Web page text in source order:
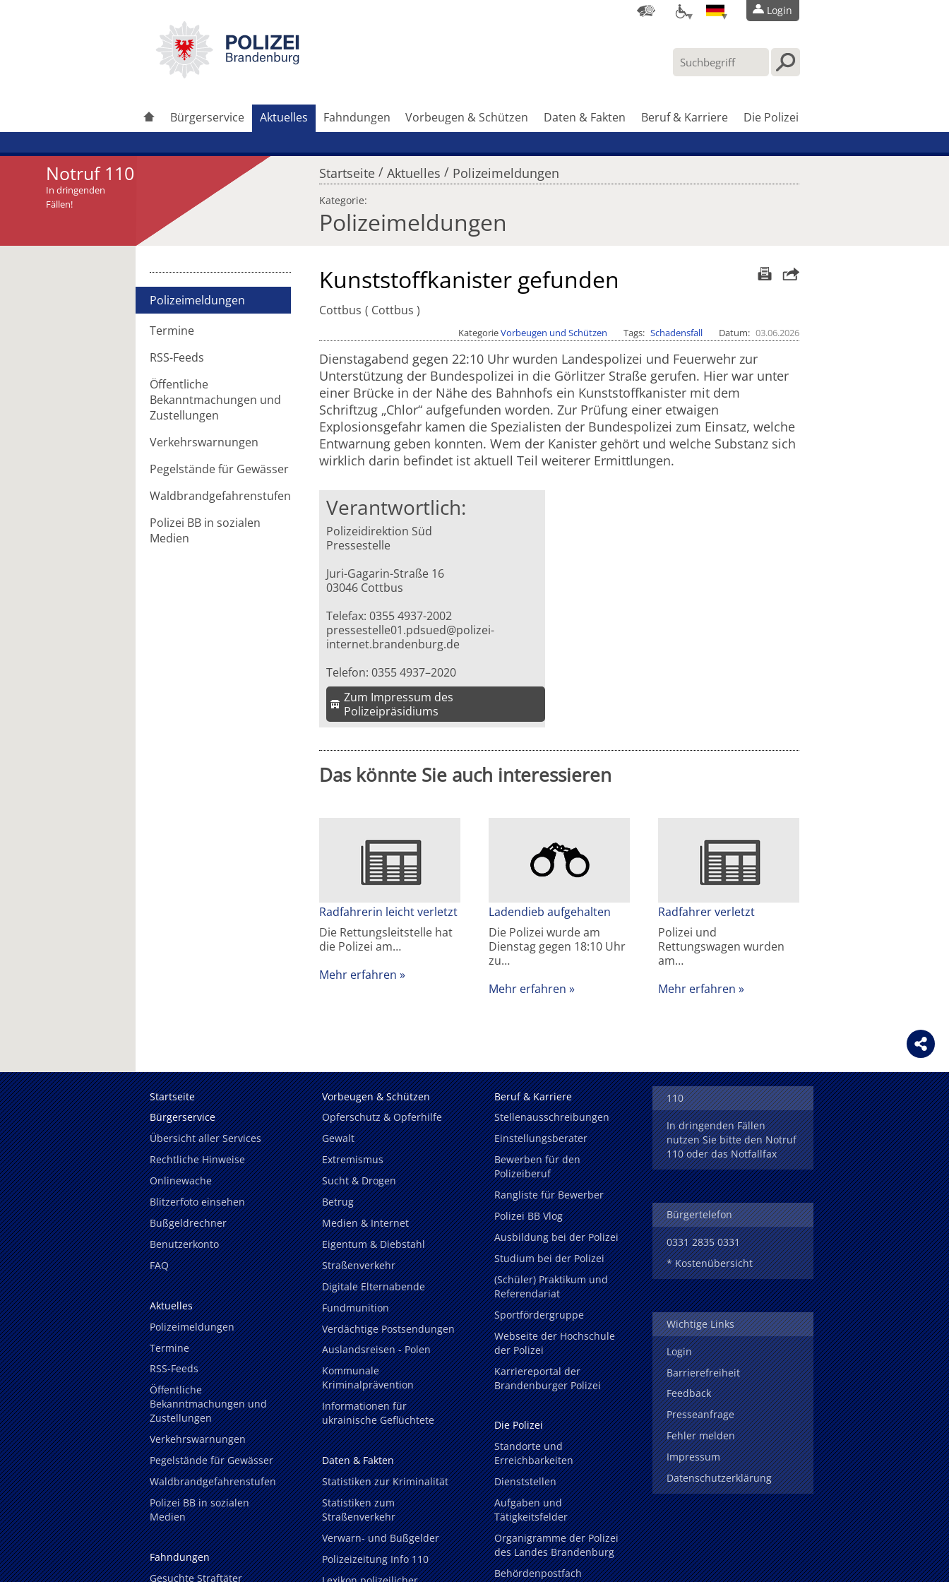
Login
Bürgerservice Aktuelles Fahndungen Vorbeugen & Schützen Daten & Fakten Beruf & Karriere Die Polizei
Notruf 110
In dringenden
Fällen!
Startseite / Aktuelles / Polizeimeldungen
Kategorie:
Polizeimeldungen
Polizeimeldungen
Termine
RSS-Feeds
Öffentliche
Bekanntmachungen und
Zustellungen
Verkehrswarnungen
Pegelstände für Gewässer
Waldbrandgefahrenstufen
Polizei BB in sozialen
Medien
Artikel weiterleiten Kunststoffkanister gefunden
Cottbus Cottbus
KategorieVorbeugen und Schützen Tags Schadensfall Datum 03.06.2026
Dienstagabend gegen 22:10 Uhr wurden Landespolizei und Feuerwehr zur
Unterstützung der Bundespolizei in die Görlitzer Straße gerufen. Hier war unter
einer Brücke in der Nähe des Bahnhofs ein Kunststoffkanister mit dem
Schriftzug „Chlor“ aufgefunden worden. Zur Prüfung einer etwaigen
Explosionsgefahr kamen die Spezialisten der Bundespolizei zum Einsatz, welche
Entwarnung geben konnten. Wem der Kanister gehört und welche Substanz sich
wirklich darin befindet ist aktuell Teil weiterer Ermittlungen.
Verantwortlich:
Polizeidirektion Süd
Pressestelle
Juri-Gagarin-Straße 16
03046 Cottbus
Telefax: 0355 4937-2002
pressestelle01.pdsued@polizei-
internet.brandenburg.de
Telefon: 0355 4937–2020
Zum Impressum des
Polizeipräsidiums
Das könnte Sie auch interessieren
Radfahrerin leicht verletzt
Die Rettungsleitstelle hat
die Polizei am…
Mehr erfahren
Ladendieb aufgehalten
Die Polizei wurde am
Dienstag gegen 18:10 Uhr
zu…
Mehr erfahren
Radfahrer verletzt
Polizei und
Rettungswagen wurden
am…
Mehr erfahren
Startseite
Bürgerservice
Übersicht aller Services
Rechtliche Hinweise
Onlinewache
Blitzerfoto einsehen
Bußgeldrechner
Benutzerkonto
FAQ
Aktuelles
Polizeimeldungen
Termine
RSS-Feeds
Öffentliche
Bekanntmachungen und
Zustellungen
Verkehrswarnungen
Pegelstände für Gewässer
Waldbrandgefahrenstufen
Polizei BB in sozialen
Medien
Fahndungen
Gesuchte Straftäter
Vorbeugen & Schützen
Opferschutz & Opferhilfe
Gewalt
Extremismus
Sucht & Drogen
Betrug
Medien & Internet
Eigentum & Diebstahl
Straßenverkehr
Digitale Elternabende
Fundmunition
Verdächtige Postsendungen
Auslandsreisen - Polen
Kommunale
Kriminalprävention
Informationen für
ukrainische Geflüchtete
Daten & Fakten
Statistiken zur Kriminalität
Statistiken zum
Straßenverkehr
Verwarn- und Bußgelder
Polizeizeitung Info 110
Beruf & Karriere
Stellenausschreibungen
Einstellungsberater
Bewerben für den
Polizeiberuf
Rangliste für Bewerber
Polizei BB Vlog
Ausbildung bei der Polizei
Studium bei der Polizei
(Schüler) Praktikum und
Referendariat
Sportfördergruppe
Webseite der Hochschule
der Polizei
Karriereportal der
Brandenburger Polizei
Die Polizei
Standorte und
Erreichbarkeiten
Dienststellen
Aufgaben und
Tätigkeitsfelder
Organigramme der Polizei
des Landes Brandenburg
Behördenpostfach
110
In dringenden Fällen
nutzen Sie bitte den Notruf
110 oder das Notfallfax
Bürgertelefon
0331 2835 0331
* Kostenübersicht
Wichtige Links
Login
Barrierefreiheit
Feedback
Presseanfrage
Fehler melden
Impressum
Datenschutzerklärung